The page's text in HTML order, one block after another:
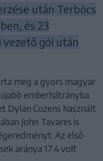
után Terbócs
és 23
vezető gól után
meg a gyors magyar
emberhátrányba
Dylan Cozens használt
John Tavares is
Az első
aránya 17:4 volt